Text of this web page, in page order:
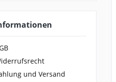
und Versand